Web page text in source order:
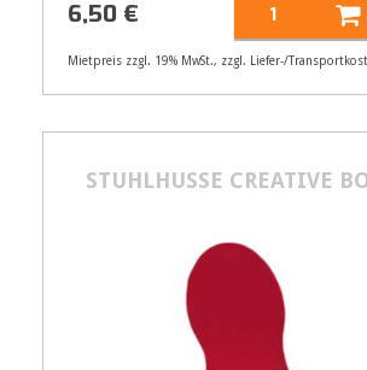
6,50 €
6,50 €
Mietpreis zzgl. 19% MwSt., zzgl. Liefer-/
STUHLHUSSE CREATIVE